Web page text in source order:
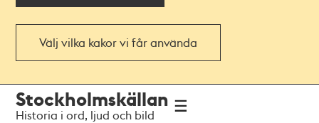
Välj vilka kakor vi får använda
navigationen
huvudinnehållet
Stockholmskällan
Historia i ord, ljud och bild